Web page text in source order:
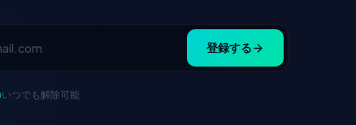
登録する
いつでも解除可能